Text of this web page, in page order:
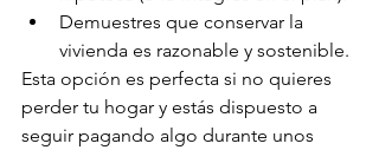
Demuestres que conservar la
vivienda es razonable y sostenible.
Esta opción es perfecta si no quieres
perder tu hogar y estás dispuesto a
seguir pagando algo durante unos